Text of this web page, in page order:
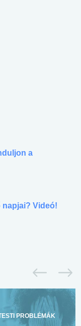
a
napjai? Videó!
PROBLÉMÁK